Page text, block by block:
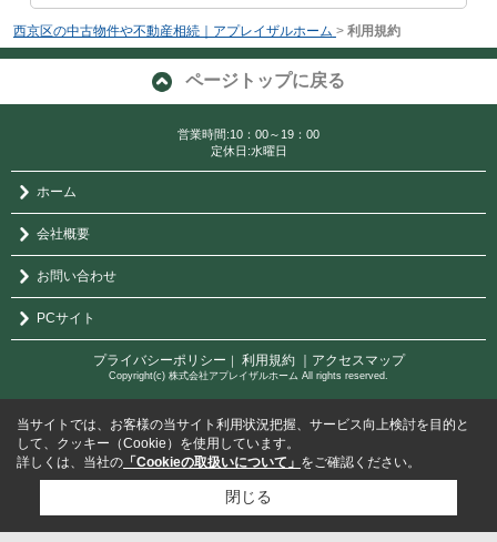
西京区の中古物件や不動産相続｜アプレイザルホーム > 利用規約
ページトップに戻る
営業時間:10：00～19：00
定休日:水曜日
ホーム
会社概要
お問い合わせ
PCサイト
プライバシーポリシー ｜ 利用規約 ｜アクセスマップ
Copyright(c) 株式会社アプレイザルホーム All rights reserved.
当サイトでは、お客様の当サイト利用状況把握、サービス向上検討を目的と
して、クッキー（Cookie）を使用しています。
詳しくは、当社の 「Cookieの取扱いについて」 をご確認ください。
閉じる